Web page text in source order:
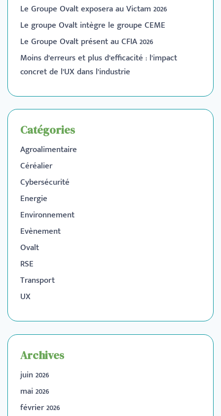
Le Groupe Ovalt exposera au Victam 2026
Le groupe Ovalt intègre le groupe CEME
Le Groupe Ovalt présent au CFIA 2026
Moins d’erreurs et plus d’efficacité : l’impact
concret de l’UX dans l’industrie
Catégories
Agroalimentaire
Céréalier
Cybersécurité
Energie
Environnement
Evènement
Ovalt
RSE
Transport
UX
Archives
juin 2026
mai 2026
février 2026